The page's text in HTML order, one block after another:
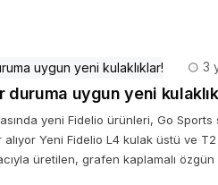
3
duruma uygun yeni
yeni Fidelio ürünleri, Go
alıyor Yeni Fidelio L4 kulak üstü ve
üretilen, grafen kaplamalı